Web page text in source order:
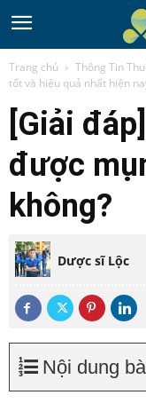
Trang chủ Thông Tin
tốt và hiệu quả nhất hiện
[Giải
được
không?
Dược sĩ Lộc
Nội dung